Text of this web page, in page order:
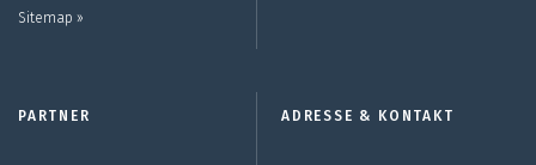
Sitemap ››
PARTNER ADRESSE & KONTAKT